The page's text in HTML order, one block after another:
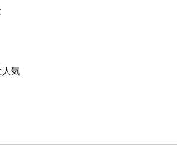
人気